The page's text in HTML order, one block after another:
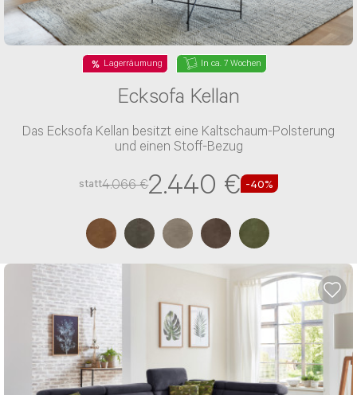
Lagerräumung In ca. 7 Wochen
Ecksofa Kellan
Das Ecksofa Kellan besitzt eine Kaltschaum-Polsterung
und einen Stoff-Bezug
statt4.066 €2.440 € -40%